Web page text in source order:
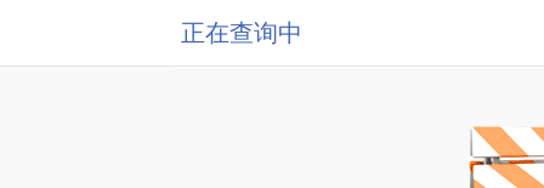
正在查询中